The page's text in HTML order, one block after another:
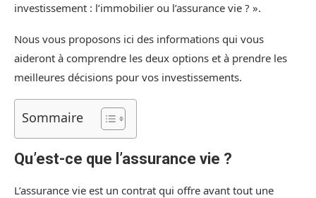
investissement : l’immobilier ou l’assurance vie ? ».
Nous vous proposons ici des informations qui vous
aideront à comprendre les deux options et à prendre les
meilleures décisions pour vos investissements.
Sommaire
Qu’est-ce que l’assurance vie ?
L’assurance vie est un contrat qui offre avant tout une